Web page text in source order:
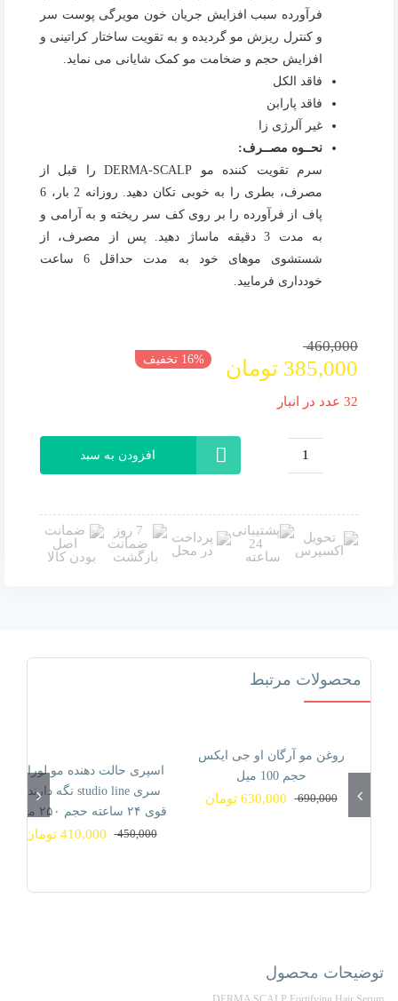
فرآورده سبب افزایش جریان خون مویرگی پوست سر
و کنترل ریزش مو گردیده و به تقویت ساختار کراتینی و
افزایش حجم و ضخامت مو کمک شایانی می نماید.
فاقد الکل
فاقد پارابن
غیر آلرژی زا
نحــوه مصــرف:
سرم تقویت کننده مو DERMA-SCALP را قبل از
مصرف، بطری را به خوبی تکان دهید. روزانه 2 بار، 6
پاف از فرآورده را بر روی کف سر ریخته و به آرامی و
به مدت 3 دقیقه ماساژ دهید. پس از مصرف، از
شستشوی موهای خود به مدت حداقل 6 ساعت
خودداری فرمایید.
460,000
قیمت
اصلی
460,000 تومان
385,000 تومان
قیمت
فعلی
385,000 تومان
16% تخفیف
32 عدد در انبار
کننده
و
ضد
ابرو
درما
اسکالپ
حجم
65
میلی
افزودن به سبد
محصولات مرتبط
موجود نیست!
روغن مو آرگان او جی ایکس
حجم 100 میل
690,000
قیمت
630,000 تومان
قیمت
موجود نیست!
9% تخفیف
اسپری حالت دهنده مو لورال
سری studio line نگه دارنده
قوی ۲۴ ساعته حجم ۲۵۰ میل
450,000
قیمت
بود.
410,000 تومان
قیمت
است.
توضیحات محصول